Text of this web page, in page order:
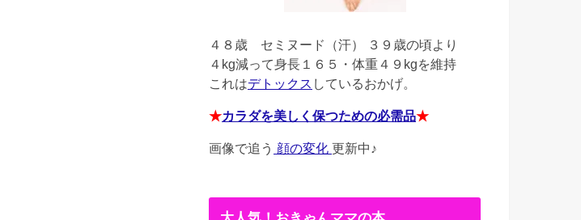
４８歳 セミヌード（汗） ３９歳の頃より
４kg減って身長１６５・体重４９kgを維持
これはデトックス しているおかげ。
★カラダを美しく保つための必需品★
画像で追う 顔の変化 更新中♪